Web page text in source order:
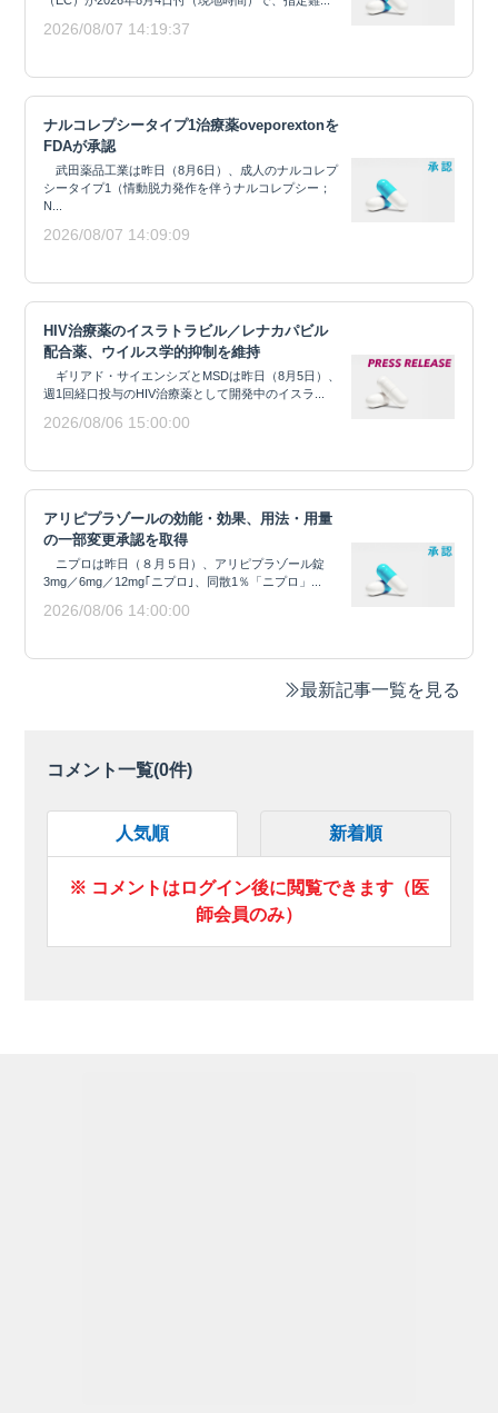
2026/08/07 14:19:37
ナルコレプシータイプ1治療薬oveporextonを
FDAが承認
武田薬品工業は昨日（8月6日）、成人のナルコレプ
シータイプ1（情動脱力発作を伴うナルコレプシー；
N...
2026/08/07 14:09:09
HIV治療薬のイスラトラビル／レナカパビル
配合薬、ウイルス学的抑制を維持
ギリアド・サイエンシズとMSDは昨日（8月5日）、
週1回経口投与のHIV治療薬として開発中のイスラ...
2026/08/06 15:00:00
アリピプラゾールの効能・効果、用法・用量
の一部変更承認を取得
ニプロは昨日（８月５日）、アリピプラゾール錠
3mg／6mg／12mg｢ニプロ｣、同散1％「ニプロ」...
2026/08/06 14:00:00
最新記事一覧を見る
コメント一覧(0件)
人気順 新着順
※ コメントはログイン後に閲覧できます（医
師会員のみ）